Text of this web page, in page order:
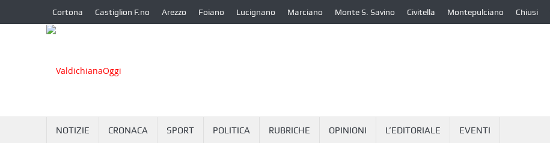
Cortona Castiglion F.no Arezzo Foiano Lucignano Marciano Monte S. Savino Civitella Montepulciano Chiusi
NOTIZIE CRONACA SPORT POLITICA RUBRICHE OPINIONI L’EDITORIALE EVENTI